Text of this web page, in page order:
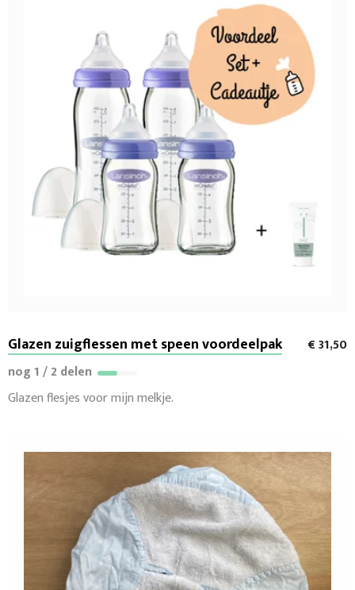
Glazen zuigflessen met speen voordeelpak
€ 31,50
nog 1 / 2 delen
Glazen flesjes voor mijn melkje.